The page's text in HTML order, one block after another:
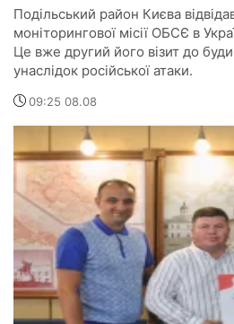
Подільський район Києва
моніторингової місії ОБСЄ в
Це вже другий його візит до
унаслідок російської атаки.
09:25 08.08